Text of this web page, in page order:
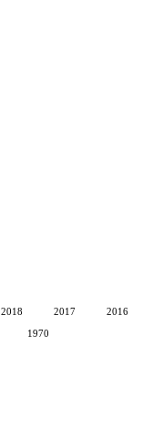
2018 2017
2016
1970